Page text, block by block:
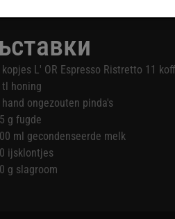
kopjes L' OR Espresso Ristretto 11
tl honing
hand ongezouten pinda's
g fugde
ml gecondenseerde melk
ijsklontjes
g slagroom